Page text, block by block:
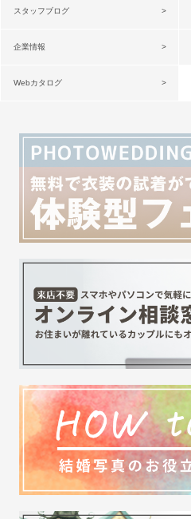
スタッフブログ
企業情報
Webカタログ